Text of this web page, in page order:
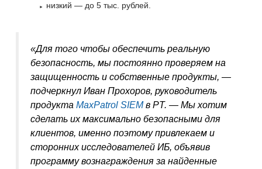
низкий — до 5 тыс. рублей.
«Для того чтобы обеспечить реальную
безопасность, мы постоянно проверяем на
защищенность и собственные продукты, —
подчеркнул Иван Прохоров, руководитель
продукта MaxPatrol SIEMв PT. — Мы хотим
сделать их максимально безопасными для
клиентов, именно поэтому привлекаем и
сторонних исследователей ИБ, объявив
программу вознаграждения за найденные